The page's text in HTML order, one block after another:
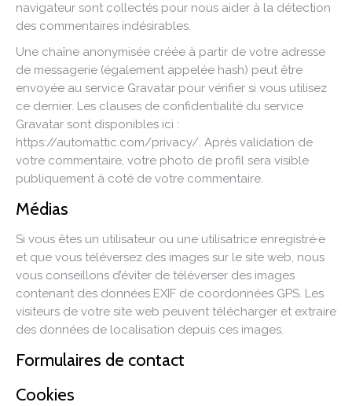
navigateur sont collectés pour nous aider à la détection
des commentaires indésirables.
Une chaîne anonymisée créée à partir de votre adresse
de messagerie (également appelée hash) peut être
envoyée au service Gravatar pour vérifier si vous utilisez
ce dernier. Les clauses de confidentialité du service
Gravatar sont disponibles ici :
https://automattic.com/privacy/. Après validation de
votre commentaire, votre photo de profil sera visible
publiquement à coté de votre commentaire.
Médias
Si vous êtes un utilisateur ou une utilisatrice enregistré·e
et que vous téléversez des images sur le site web, nous
vous conseillons d’éviter de téléverser des images
contenant des données EXIF de coordonnées GPS. Les
visiteurs de votre site web peuvent télécharger et extraire
des données de localisation depuis ces images.
Formulaires de contact
Cookies